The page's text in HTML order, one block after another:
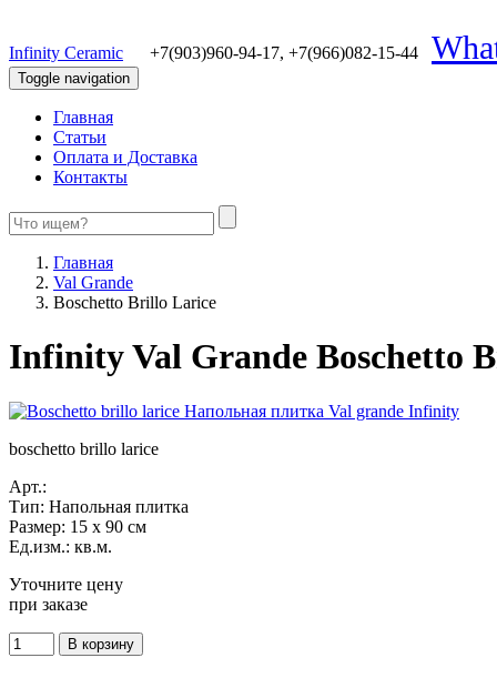
Infinity Ceramic +7(903)960-94-17, +7(966)082-15-44
Toggle navigation
Главная
Статьи
Оплата и Доставка
Контакты
Главная
Val Grande
Boschetto Brillo Larice
Infinity Val Grande Boschetto
boschetto brillo larice
Арт.:
Тип: Напольная плитка
Размер: 15 x 90 см
Ед.изм.: кв.м.
Уточните цену
при заказе